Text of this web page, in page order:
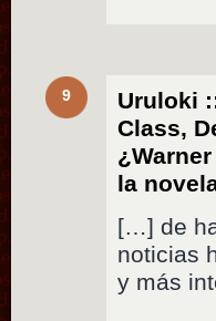
9
Uruloki
Class,
la
[…] de
noticias
y más